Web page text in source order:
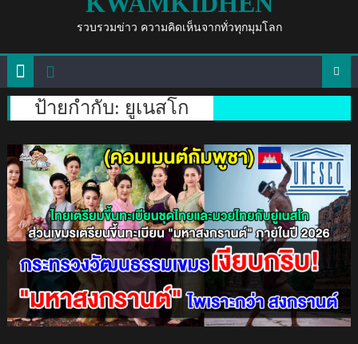
รวบรวมข่าว ความคิดเห็นจากทั่วทุกมุมโลก
ป้ายกำกับ: ยูเนสโก